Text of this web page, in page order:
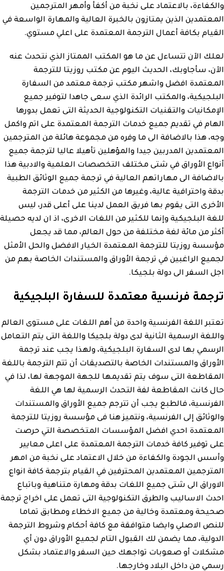
والكفاءة، بالاعتماد على نخبة من أكفأ وأمهر المترجمين
المعتمدين الذين يمتازون بالخبرة العالية والمهارة الواسعة في
القيام بكافة أعمال الترجمة المعتمدة على اعلي مستوي.
لعلك الآن تتساءل عن ما هو المكتب الممتاز الذي نتحدث عنه
الآن، سأجاوبك، الحديث اليوم عن مكتب روزيتا للترجمة
المعتمدة افضل واشهر مكتب ترجمة معتمد من السفارة
البلجيكية، والمكتب الرائدة الذي سعى جاهدا لتوفير جميع
الإمكانيات والتقنيات التكنولوجية الحديثة التى تعمل بدورها
الهام في تقديم جميع خدمات الترجمة المعتمدة على اتم واكمل
وجه، هذا بالاضافة الى ما وفره من مجموعة هائلة من المترجمين
المعتمدين المدربين جيدا والمؤهلين تأهيلا عاليا لترجمة جميع
أنواع الأوراق في شتى مختلف التخصصات العلمية والادبية هذا
بالاضافة الى مهاراتهم العالية في ترجمة جميع الوثائق الطبية
بدقة واحترافية عالية، وغيرها من الكثير من خدمات الترجمة
الأخرى التى يقوم بها فريق العمل لدينا على أعلى قدر، ليس
للغة البلجيكية وإنما للكثير من اللغات الاخرى، اذ ان لديه حصيلة
أكثر من مائة لغة مختلفة من حول العالم، مما قد يجعل
مؤسسة روزيتا للترجمة المعتمدة الخيار الافضل والحل الأمثل
لجميع الراغبين في ترجمة الأوراق والمستندات الخاصة بهم من
اجل السفر الى دولة بلجيكا.
ترجمة فرنسية معتمدة للسفارة البلجيكية
تعتبر اللغة الفرنسية واحدة من أهم اللغات على مستوى العالم
واللغة الرسمية الثانية لدى دولة بلجيكا واللغة التى يتم التعامل
الرسمي بها لدى السفارة البلجيكية، ولهذا يجب عند ترجمة
الأوراق والمستندات الخاصة بالتصديقات أن تتم الترجمة باللغة
المقاطعة التى سوف يتم تقديمها للجهة الموجهة لها، لذا في
حال كانت المقاطعة لفة التحدث الرسمية لها هي اللغة
الفرنسية، فالطبع يجب أن تترجم جميع الأوراق والمستندات
والوثائق إلى الفرنسية، ونتميز هنا فى مؤسسة روزيتا للترجمة
المعتمدة احدي افضل المؤسسات المتخصصة التي حرصت
على توفير كافة خدمات الترجمة المعتمدة على اعلى معايير
وأسس الجودة والكفاءة من خلال الاعتماد على نخبة من امهر
المترجمين المعتمدين المحترفين في القيام بترجمة كافة انواع
الاوراق الى شتى جميع اللغات بدقة ومهارة متناهية وباتباع
احدث الاساليب والطرق التكنولوجية التى تعمل على اخراج ترجمة
صحيحة ومعتمدة وخالية من جميع الاخطاء ومطابق تماما
للنص الاصلي وايضا متوافقة مع كافة أحكام وشروط الترجمة
الدولية، مما يضمن لك القبول التام لجميع الأوراق دون أي
مشكلات أو صعوبات تواجهك حين السفر والاعتماد بشكل
رسمي من داخل البلاد وخارجها.